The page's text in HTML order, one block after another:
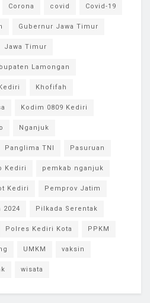
Corona covid Covid-19
Gubernur Jawa Timur
Jawa Timur
Lamongan
Khofifah
Kodim 0809 Kediri
Nganjuk
Panglima TNI Pasuruan
Kediri pemkab nganjuk
Kediri Pemprov Jatim
2024 Pilkada Serentak
Polres Kediri Kota PPKM
UMKM vaksin
wisata